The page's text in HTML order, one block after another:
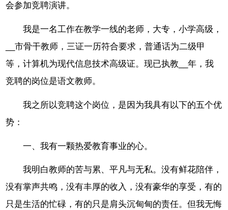
会参加竞聘演讲。
我是一名工作在教学一线的老师，大专，小学高级，
__市骨干教师，三证一历符合要求，普通话为二级甲
等，计算机为现代信息技术高级证。现已执教__年，我
竞聘的岗位是语文教师。
我之所以竞聘这个岗位，是因为我具有以下的五个优
势：
一、我有一颗热爱教育事业的心。
我明白教师的苦与累、平凡与无私。没有鲜花陪伴，
没有掌声共鸣，没有丰厚的收入，没有豪华的享受，有的
只是生活的忙碌，有的只是肩头沉甸甸的责任。但我无悔